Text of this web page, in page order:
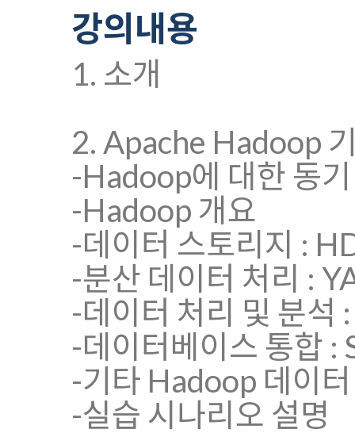
강의내용
1. 소개
2. Apache Hadoop
-Hadoop에 대한 동기
-Hadoop 개요
-데이터 스토리지 :
-분산 데이터 처리 :
-데이터 처리 및 분석
-데이터베이스 통합 :
-기타 Hadoop 데이
-실습 시나리오 설명